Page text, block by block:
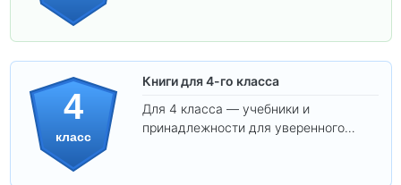
4
класс
Книги для 4-го класса
Для 4 класса — учебники и
принадлежности для уверенного